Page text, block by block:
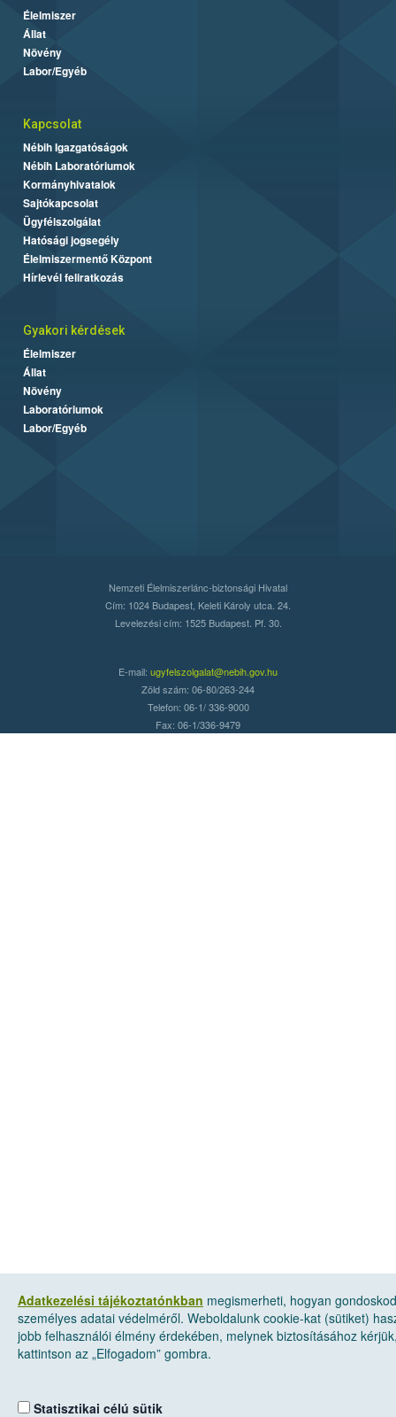
Adatkezelési tájékoztatónkban megismerheti, hogyan
személyes adatai védelméről. Weboldalunk cookie-kat (sütiket)
jobb felhasználói élmény érdekében, melynek biztosításához
kattintson az „Elfogadom” gombra.
Statisztikai célú sütik
Élelmiszer
Állat
Növény
Labor/Egyéb
Kapcsolat
Nébih Igazgatóságok
Nébih Laboratóriumok
Kormányhivatalok
Sajtókapcsolat
Ügyfélszolgálat
Hatósági jogsegély
Élelmiszermentő Központ
Hírlevél feliratkozás
Gyakori kérdések
Élelmiszer
Állat
Növény
Laboratóriumok
Labor/Egyéb
Nemzeti Élelmiszerlánc-biztonsági Hivatal
Cím: 1024 Budapest, Keleti Károly utca. 24.
Levelezési cím: 1525 Budapest. Pf. 30.
E-mail: ugyfelszolgalat@nebih.gov.hu
Zöld szám: 06-80/263-244
Telefon: 06-1/ 336-9000
Fax: 06-1/336-9479